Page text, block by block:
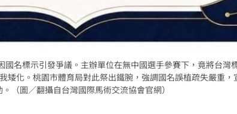
名標示引發爭議。主辦單位在無中國選手參賽下，竟將台灣
矮化。桃園市體育局對此祭出鐵腕，強調國名誤植疏失嚴重
（圖／翻攝自台灣國際馬術交流協會官網）